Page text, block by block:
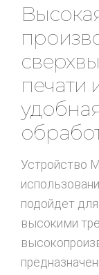
печати
Устройство
подойдет
высокими